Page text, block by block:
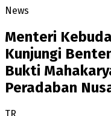
News
Menteri
Kunjungi
Bukti
Peradaban